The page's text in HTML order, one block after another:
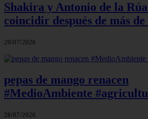
Shakira y Antonio de la
coincidir después de más de
29/07/2026
pepas de mango renacen
#MedioAmbiente
28/07/2026